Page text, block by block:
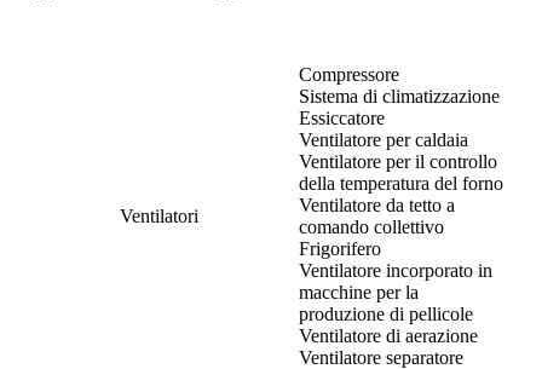
Ventilatori
Compressore
Sistema di climatizzazione
Essiccatore
Ventilatore per caldaia
Ventilatore per il controllo
della temperatura del forno
Ventilatore da tetto a
comando collettivo
Frigorifero
Ventilatore incorporato in
macchine per la
produzione di pellicole
Ventilatore di aerazione
Ventilatore separatore